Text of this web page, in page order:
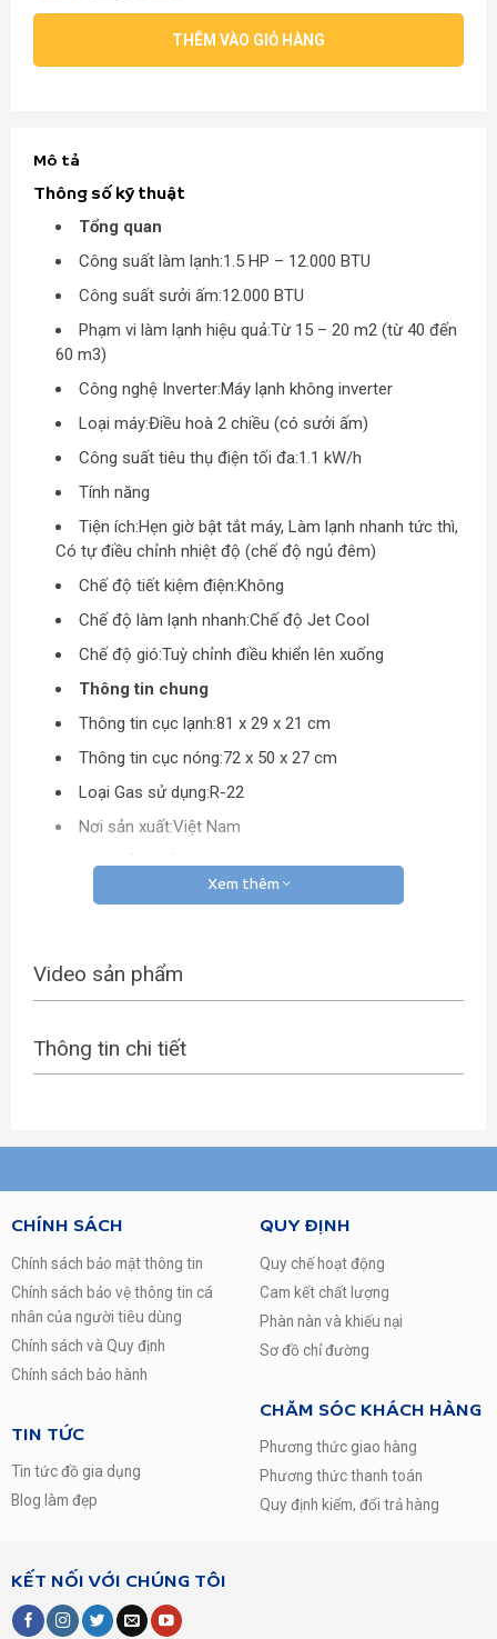
THÊM VÀO GIỎ HÀNG
Mô tả
Thông số kỹ thuật
Tổng quan
Công suất làm lạnh:1.5 HP – 12.000 BTU
Công suất sưởi ấm:12.000 BTU
Phạm vi làm lạnh hiệu quả:Từ 15 – 20 m2 (từ 40 đến
60 m3)
Công nghệ Inverter:Máy lạnh không inverter
Loại máy:Điều hoà 2 chiều (có sưởi ấm)
Công suất tiêu thụ điện tối đa:1.1 kW/h
Tính năng
Tiện ích:Hẹn giờ bật tắt máy, Làm lạnh nhanh tức thì,
Có tự điều chỉnh nhiệt độ (chế độ ngủ đêm)
Chế độ tiết kiệm điện:Không
Chế độ làm lạnh nhanh:Chế độ Jet Cool
Chế độ gió:Tuỳ chỉnh điều khiển lên xuống
Thông tin chung
Thông tin cục lạnh:81 x 29 x 21 cm
Thông tin cục nóng:72 x 50 x 27 cm
Loại Gas sử dụng:R-22
Nơi sản xuất:Việt Nam
Năm sản xuất:2015
ĐH Công
ĐH tiện ích
Có tự điều chỉnh nhiệt độ( Chế độ ngủ đêm), Hẹn
Xem thêm
Video sản phẩm
Thông tin chi tiết
CHÍNH SÁCH
Chính sách bảo mật thông tin
Chính sách bảo vệ thông tin cá
nhân của người tiêu dùng
Chính sách và Quy định
Chính sách bảo hành
TIN TỨC
Tin tức đồ gia dụng
Blog làm đẹp
QUY ĐỊNH
Quy chế hoạt động
Cam kết chất lượng
Phàn nàn và khiếu nại
Sơ đồ chỉ đường
CHĂM SÓC KHÁCH HÀNG
Phương thức giao hàng
Phương thức thanh toán
Quy định kiểm, đổi trả hàng
KẾT NỐI VỚI CHÚNG TÔI